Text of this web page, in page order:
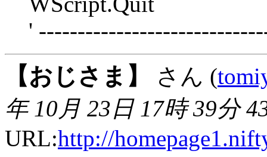
'
【おじさま】 さん (
年 10月 23日 17時 39分
URL:http://